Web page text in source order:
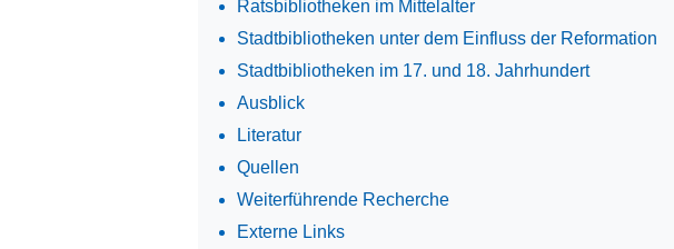
Ratsbibliotheken im Mittelalter
Stadtbibliotheken unter dem Einfluss der Reformation
Stadtbibliotheken im 17. und 18. Jahrhundert
Ausblick
Literatur
Quellen
Weiterführende Recherche
Externe Links